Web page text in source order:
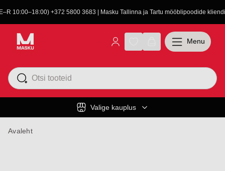
10:00–18:00) +372 5800 3683 | Masku Tallinna ja Tartu mööblipoodide
Valige kauplus
Menu
Avaleht